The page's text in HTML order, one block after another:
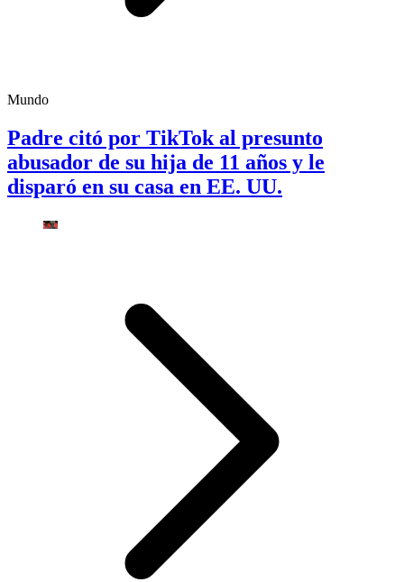
Mundo
Padre citó por TikTok al presunto
abusador de su hija de 11 años y le
disparó en su casa en EE. UU.